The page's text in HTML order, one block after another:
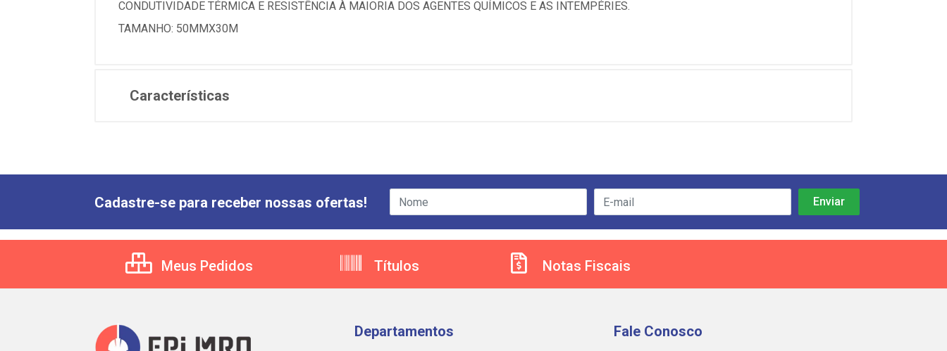
CONDUTIVIDADE TÉRMICA E RESISTÊNCIA À MAIORIA DOS AGENTES QUÍMICOS E AS INTEMPÉRIES.
TAMANHO: 50MMX30M
Características
Cadastre-se para receber nossas ofertas!
Meus Pedidos Títulos Notas Fiscais
Departamentos Fale Conosco